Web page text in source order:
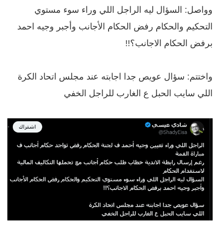
وواصل: السؤال ليه الراجل اللي وراء سوء مستوي
التحكيم والحكام رفض الحكام الأجانب وأجبر وجيه احمد
برفض الحكام الاجانب؟!!
واختتم: سؤال عويص جدا اجابته عند مجلس اتحاد الكرة
اللي سايب الحبل ع الغارب للراجل الخفي